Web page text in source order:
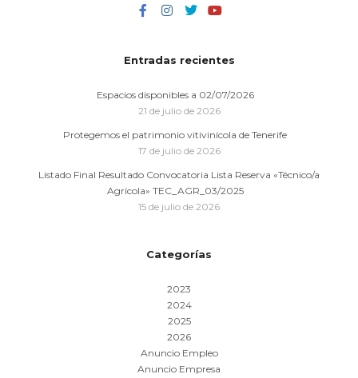
Entradas recientes
Espacios disponibles a 02/07/2026
21 de julio de 2026
Protegemos el patrimonio vitivinícola de Tenerife
17 de julio de 2026
Listado Final Resultado Convocatoria Lista Reserva «Técnico/a
Agrícola» TEC_AGR_03/2025
15 de julio de 2026
Categorías
2023
2024
2025
2026
Anuncio Empleo
Anuncio Empresa